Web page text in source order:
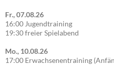
Fr., 07.08.26
16:00 Jugendtraining
19:30 freier Spielabend
Mo., 10.08.26
17:00 Erwachsenentraining